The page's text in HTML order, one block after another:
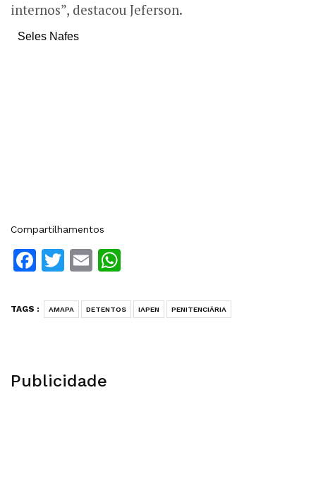
internos”, destacou Jeferson.
Seles Nafes
Compartilhamentos
Facebook
Twitter
Email
TAGS : AMAPA DETENTOS IAPEN PENITENCIÁRIA
Publicidade